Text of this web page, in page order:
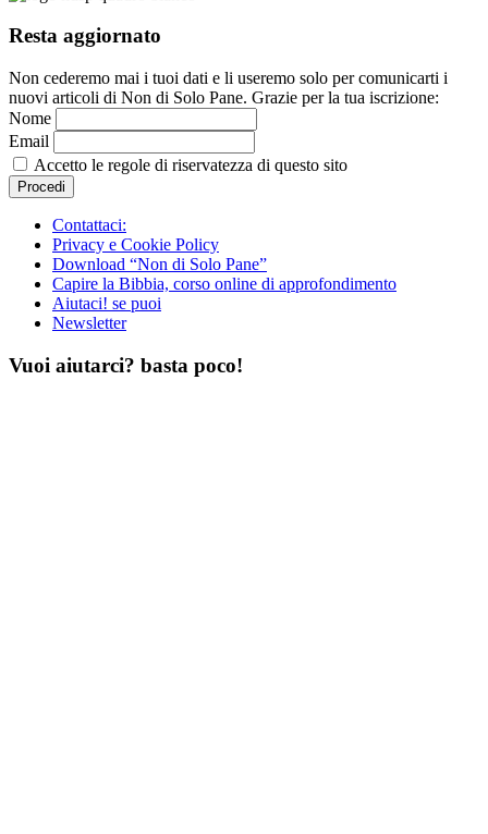
Resta aggiornato
Non cederemo mai i tuoi dati e li useremo solo per comunicarti i
nuovi articoli di Non di Solo Pane. Grazie per la tua iscrizione:
Nome
Email
Accetto le regole di riservatezza di questo sito
Contattaci:
Privacy e Cookie Policy
Download “Non di Solo Pane”
Capire la Bibbia, corso online di approfondimento
Aiutaci! se puoi
Newsletter
Vuoi aiutarci? basta poco!